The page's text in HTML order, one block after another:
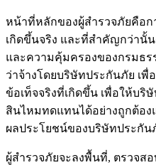
หน้าที่หลักของผู้สำรวจภัยคือก
เกิดขึ้นจริง และที่สำคัญกว่านั้
และความคุ้มครองของกรมธร
ว่าจ้างโดยบริษัทประกันภัย เ
ข้อเท็จจริงที่เกิดขึ้น เพื่อให้บริ
สินไหมทดแทนได้อย่างถูกต้อง
ผลประโยชน์ของบริษัทประกัน
ผู้สำรวจภัยจะลงพื้นที่, ตรวจส